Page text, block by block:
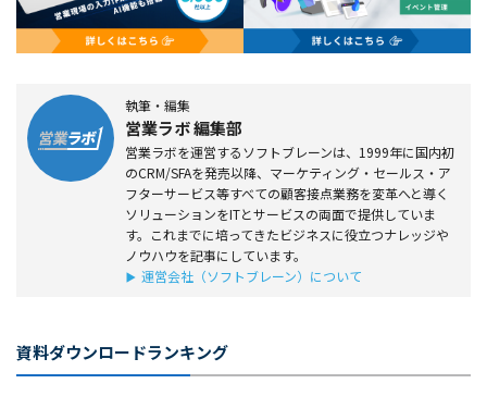
執筆・編集
営業ラボ 編集部
営業ラボを運営するソフトブレーンは、1999年に国内初
のCRM/SFAを発売以降、マーケティング・セールス・ア
フターサービス等すべての顧客接点業務を変革へと導く
ソリューションをITとサービスの両面で提供していま
す。これまでに培ってきたビジネスに役立つナレッジや
ノウハウを記事にしています。
運営会社（ソフトブレーン）について
資料ダウンロードランキング